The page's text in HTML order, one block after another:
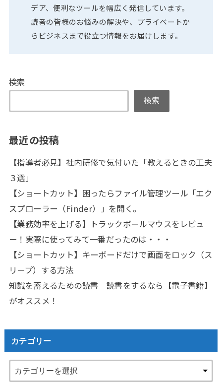
デア、便利なツールを幅広く発信しています。
読者の皆様のお悩みの解決や、プライベートか
らビジネスまで役立つ情報をお届けします。
検索
検索
最近の投稿
【指導者必見】社内研修で気付いた「教えるときの工夫
３選」
【ショートカット】困ったらファイル管理ツール「エク
スプローラー（Finder）」を開く。
【業務効率を上げる】トラックボールマウスをレビュ
ー！実際に使ってみて一番だったのは・・・
【ショートカット】キーボードだけで画面をロック（ス
リープ）する方法
知識を蓄えるための読書 読書をするなら【電子書籍】
がオススメ！
カテゴリー